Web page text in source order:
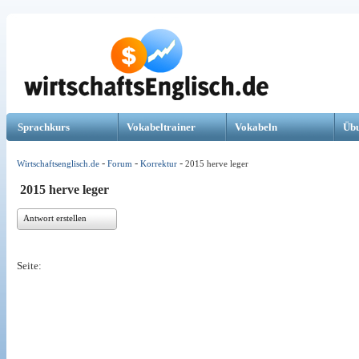
Sprachkurs Vokabeltrainer Vokabeln
Wirtschaftsenglisch.de - Forum - Korrektur - 2015 herve leger
2015 herve leger
Antwort erstellen
Seite: